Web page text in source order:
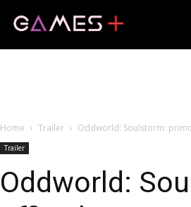
Home Trailer Oddworld: Soulstorm:
Trailer
Oddworld: